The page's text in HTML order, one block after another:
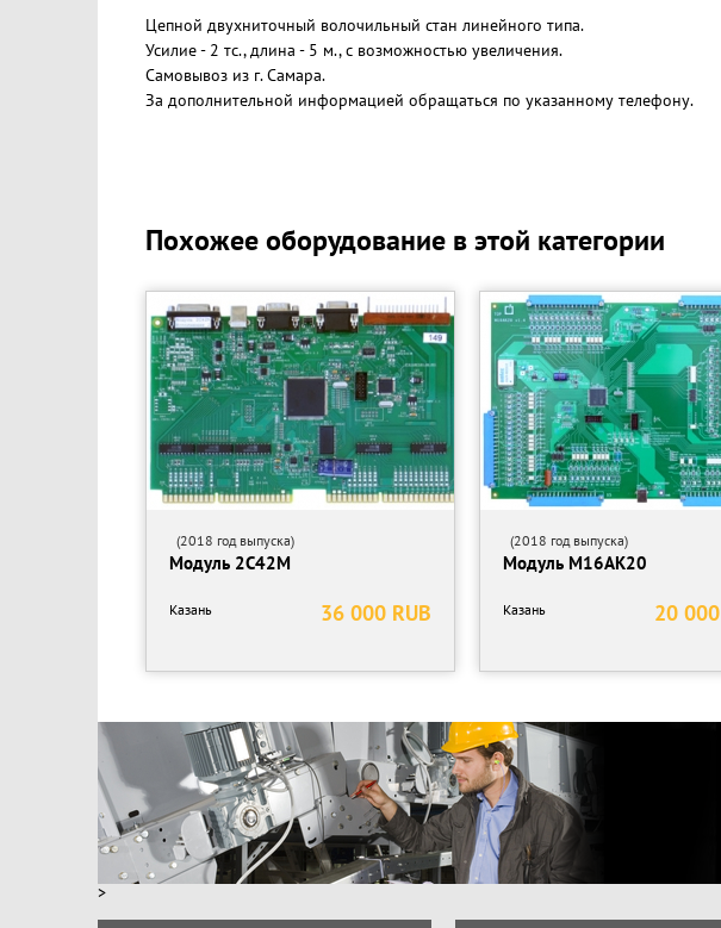
Цепной двухниточный волочильный стан линейного типа.
Усилие - 2 тс., длина - 5 м., с возможностью увеличения.
Самовывоз из г. Самара.
За дополнительной информацией обращаться по указанному телефону.
Похожее оборудование в этой категории
(2018 год выпуска)
Модуль 2С42М
36 000 RUB
Казань
(2018 год выпуска)
Модуль М16АК20
20
Казань
>